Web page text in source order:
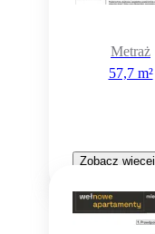
Metraż
57,7 m²
Zobacz więcej